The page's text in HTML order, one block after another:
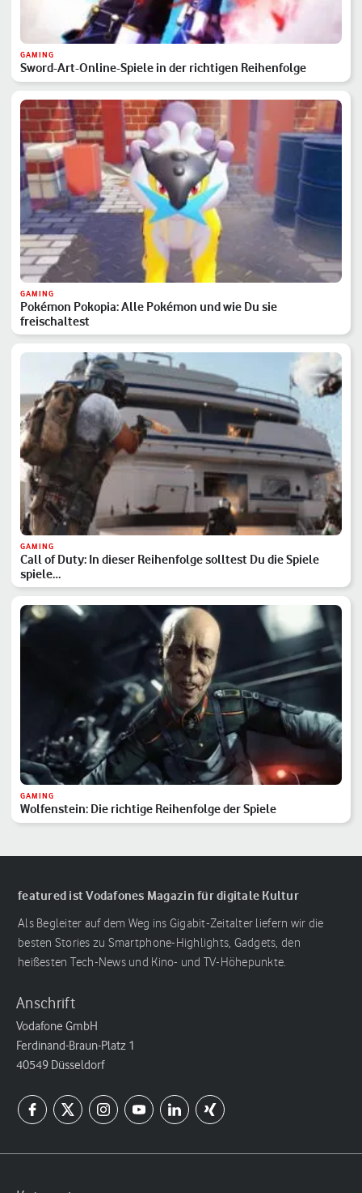
GAMING
Sword-Art-Online-Spiele in der richtigen Reihenfolge
GAMING
Pokémon Pokopia: Alle Pokémon und wie Du sie
freischaltest
GAMING
Call of Duty: In dieser Reihenfolge solltest Du die Spiele
spiele…
GAMING
Wolfenstein: Die richtige Reihenfolge der Spiele
featured ist Vodafones Magazin für digitale Kultur
Als Begleiter auf dem Weg ins Gigabit-Zeitalter liefern wir die
besten Stories zu Smartphone-Highlights, Gadgets, den
heißesten Tech-News und Kino- und TV-Höhepunkte.
Anschrift
Vodafone GmbH
Ferdinand-Braun-Platz 1
40549 Düsseldorf